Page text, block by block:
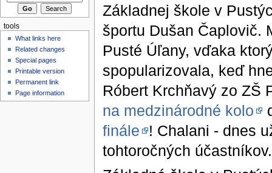
Základnej škole v
športu Dušan Čaplovič.
Pusté Úľany, vďaka
spopularizovala, keď
Róbert Krchňavý zo ZŠ
na medzinárodné kolo
finále
! Chalani - dnes
tohtoročných účastníkov.
tools
What links here
Related changes
Special pages
Printable version
Permanent link
Page information